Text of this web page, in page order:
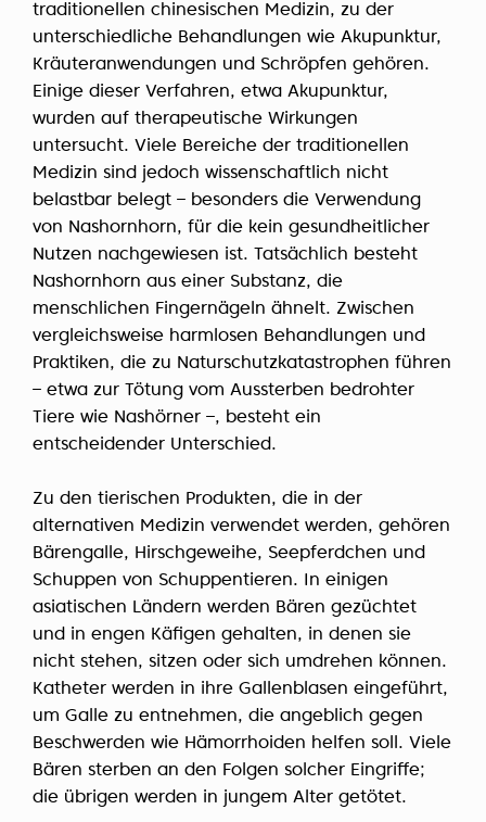
traditionellen chinesischen Medizin, zu der
unterschiedliche Behandlungen wie Akupunktur,
Kräuteranwendungen und Schröpfen gehören.
Einige dieser Verfahren, etwa Akupunktur,
wurden auf therapeutische Wirkungen
untersucht. Viele Bereiche der traditionellen
Medizin sind jedoch wissenschaftlich nicht
belastbar belegt – besonders die Verwendung
von Nashornhorn, für die kein gesundheitlicher
Nutzen nachgewiesen ist. Tatsächlich besteht
Nashornhorn aus einer Substanz, die
menschlichen Fingernägeln ähnelt. Zwischen
vergleichsweise harmlosen Behandlungen und
Praktiken, die zu Naturschutzkatastrophen führen
– etwa zur Tötung vom Aussterben bedrohter
Tiere wie Nashörner –, besteht ein
entscheidender Unterschied.
Zu den tierischen Produkten, die in der
alternativen Medizin verwendet werden, gehören
Bärengalle, Hirschgeweihe, Seepferdchen und
Schuppen von Schuppentieren. In einigen
asiatischen Ländern werden Bären gezüchtet
und in engen Käfigen gehalten, in denen sie
nicht stehen, sitzen oder sich umdrehen können.
Katheter werden in ihre Gallenblasen eingeführt,
um Galle zu entnehmen, die angeblich gegen
Beschwerden wie Hämorrhoiden helfen soll. Viele
Bären sterben an den Folgen solcher Eingriffe;
die übrigen werden in jungem Alter getötet.